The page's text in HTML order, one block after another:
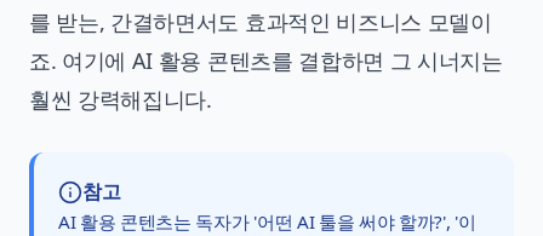
를 받는, 간결하면서도 효과적인 비즈니스 모델이
죠. 여기에 AI 활용 콘텐츠를 결합하면 그 시너지는
훨씬 강력해집니다.
참고
AI 활용 콘텐츠는 독자가 '어떤 AI 툴을 써야 할까?', '이